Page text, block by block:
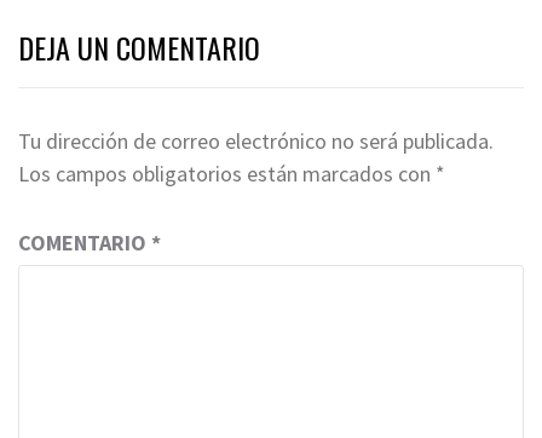
DEJA UN COMENTARIO
Tu dirección de correo electrónico no será publicada.
Los campos obligatorios están marcados con *
COMENTARIO *